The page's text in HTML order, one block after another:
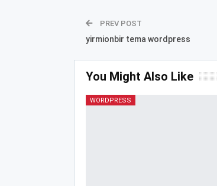
PREV POST
yirmionbir tema wordpress
You Might Also Like
WORDPRESS